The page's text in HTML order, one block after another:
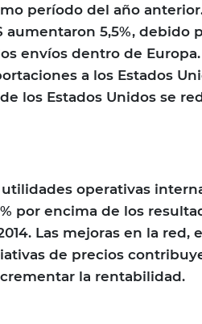
período del año
aumentaron 5,5%,
envíos dentro de
a los Estados
los Estados Unidos se
utilidades operativas
por encima de los
Las mejoras en la
de precios
la rentabilidad.